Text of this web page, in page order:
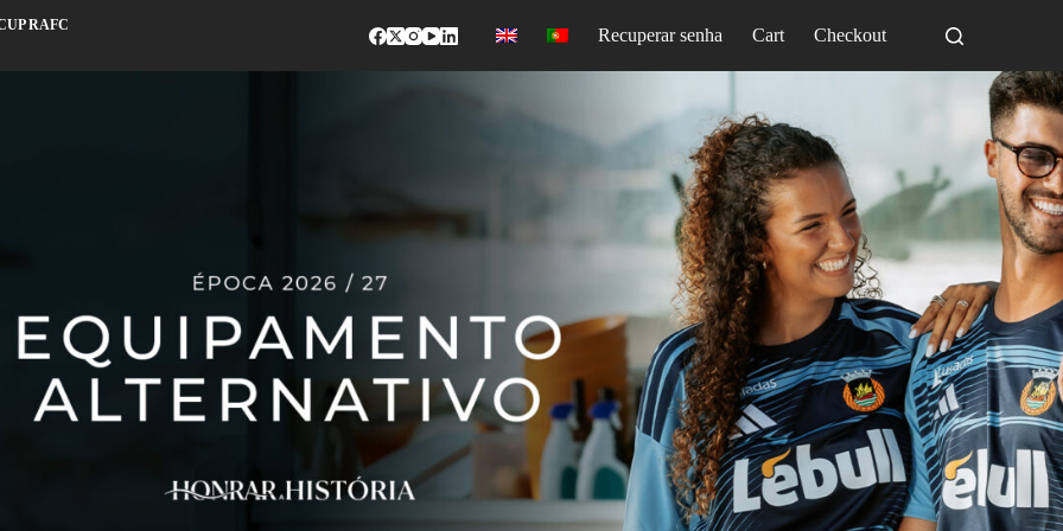
RAFC
Recuperar senha Cart Checkout